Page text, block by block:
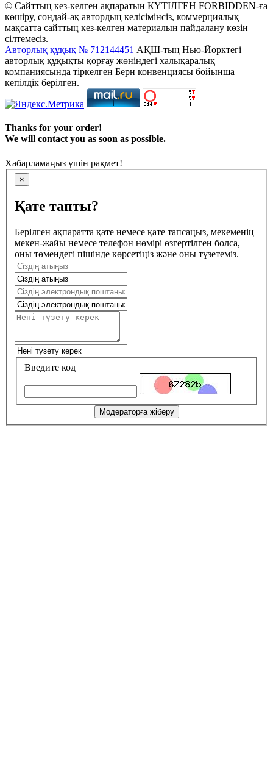
© Сайттың кез-келген ақпаратын КҮТІЛГЕН FORBIDDEN-ға
көшіру, сондай-ақ автордың келісімінсіз, коммерциялық
мақсатта сайттың кез-келген материалын пайдалану көзін
сілтемесіз.
Авторлық құқық № 712144451 АҚШ-тың Нью-Йорктегі
авторлық құқықты қорғау жөніндегі халықаралық
компаниясында тіркелген Берн конвенциясы бойынша
кепілдік берілген.
Thanks for your order!
We will contact you as soon as possible.
Хабарламаңыз үшін рақмет!
×
Қате тапты?
Берілген ақпаратта қате немесе қате тапсаңыз, мекеменің
мекен-жайы немесе телефон нөмірі өзгертілген болса,
оны төмендегі пішінде көрсетіңіз және оны түзетеміз.
Введите код
Модераторға жіберу